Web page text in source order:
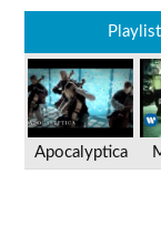
Apocalyptica